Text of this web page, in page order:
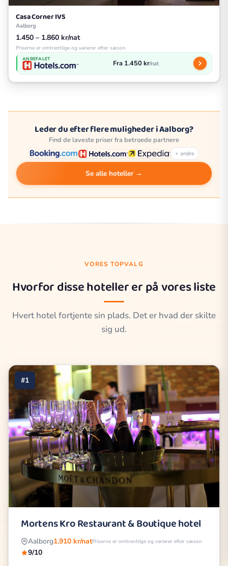
Casa Corner IVS
Aalborg
1.450 – 1.860 kr/nat
Priserne er omtrentlige og varierer efter sæson
ANBEFALET Fra 1.450 kr/nat
Leder du efter flere muligheder i Aalborg?
Find de laveste priser fra betroede partnere
+ andre
Se alle hoteller →
VORES TOPVALG
Hvorfor disse hoteller er på vores liste
Hvert hotel fortjente sin plads. Det er hvad der skilte
sig ud.
#1
Mortens Kro Restaurant & Boutique hotel
Aalborg1.910 kr/natPriserne er omtrentlige og varierer efter sæson
9/10